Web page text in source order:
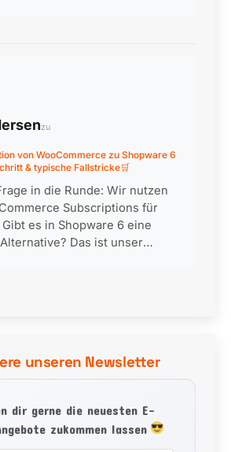
zu
von WooCommerce zu Shopware 6
& typische Fallstricke🛒
in die Runde: Wir nutzen
Subscriptions für
es in Shopware 6 eine
Das ist unser
unseren Newsletter
dir gerne die neuesten E-
zukommen lassen